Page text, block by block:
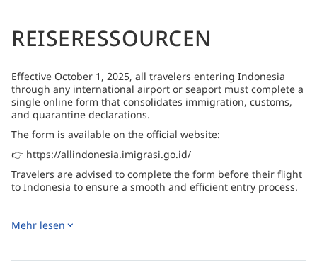
REISERESSOURCEN
Effective October 1, 2025, all travelers entering Indonesia
through any international airport or seaport must complete a
single online form that consolidates immigration, customs,
and quarantine declarations.
The form is available on the official website:
👉 https://allindonesia.imigrasi.go.id/
Travelers are advised to complete the form before their flight
to Indonesia to ensure a smooth and efficient entry process.
Mehr lesen